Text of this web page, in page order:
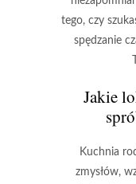
tego, czy
spędzanie
Jakie
Kuchnia
zmysłów,